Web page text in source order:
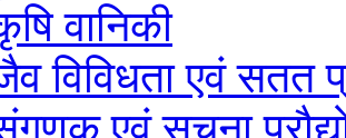
वानिकी
विविधता एवं सतत